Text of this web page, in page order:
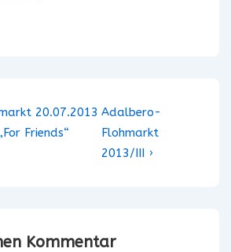
20.07.2013
Friends“
Nächster
Beitrag
ist
Adalbero-
Flohmarkt
2013/III ›
Kommentar